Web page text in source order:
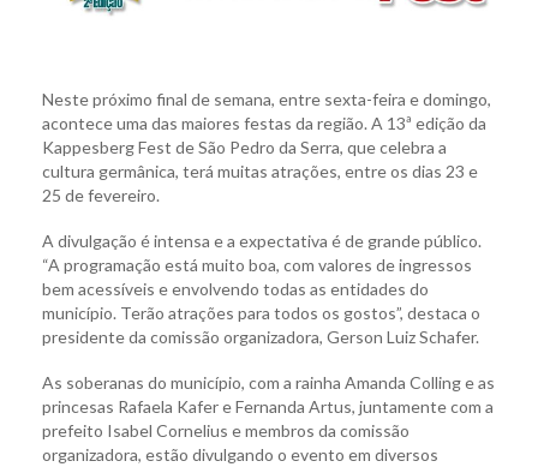
Neste próximo final de semana, entre sexta-feira e domingo,
acontece uma das maiores festas da região. A 13ª edição da
Kappesberg Fest de São Pedro da Serra, que celebra a
cultura germânica, terá muitas atrações, entre os dias 23 e
25 de fevereiro.
A divulgação é intensa e a expectativa é de grande público.
“A programação está muito boa, com valores de ingressos
bem acessíveis e envolvendo todas as entidades do
município. Terão atrações para todos os gostos”, destaca o
presidente da comissão organizadora, Gerson Luiz Schafer.
As soberanas do município, com a rainha Amanda Colling e as
princesas Rafaela Kafer e Fernanda Artus, juntamente com a
prefeito Isabel Cornelius e membros da comissão
organizadora, estão divulgando o evento em diversos